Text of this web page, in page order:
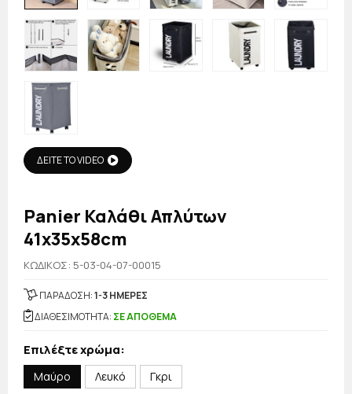
ΔΕΙΤΕ ΤΟ VIDEO
Panier Καλάθι Απλύτων
41x35x58cm
KΩΔΙΚΟΣ: 5-03-04-07-00015
ΠΑΡΑΔΟΣΗ:1-3 ΗΜΕΡΕΣ
ΔΙΑΘΕΣΙΜΟΤΗΤΑ: ΣΕ ΑΠΟΘΕΜΑ
Επιλέξτε χρώμα:
Μαύρο Λευκό Γκρι